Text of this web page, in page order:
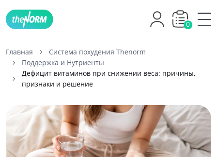
0
Главная
Система похудения Thenorm
Поддержка и Нутриенты
Дефицит витаминов при снижении веса: причины,
признаки и решение